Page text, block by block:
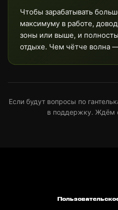
Чтобы зарабатывать
максимуму в работе,
зоны или выше, и
отдыхе. Чем чётче волна
Если будут вопросы по
в поддержку. Ждём